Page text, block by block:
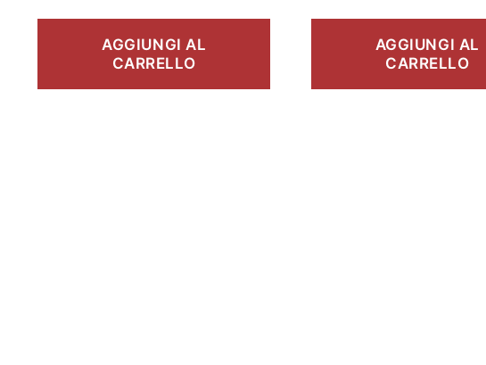
AGGIUNGI AL
CARRELLO
AGGIUNGI AL
CARRELLO